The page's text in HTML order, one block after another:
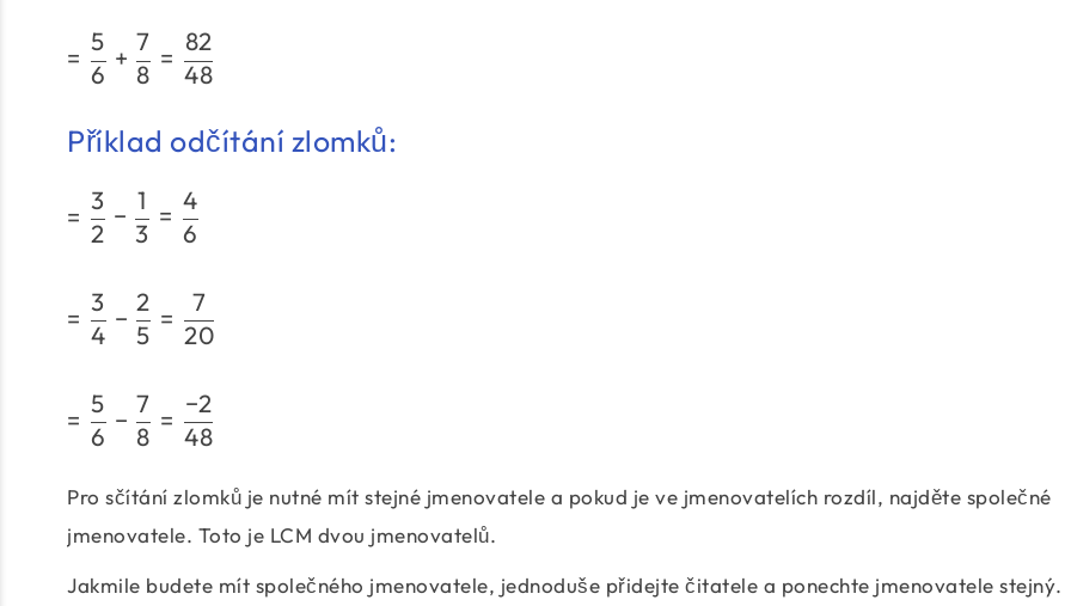
=
6
5
+
8
7
=
48
82
Příklad odčítání zlomků:
=
2
3
−
3
1
=
6
4
=
4
3
−
5
2
=
20
7
=
6
5
−
8
7
=
48
−2
Pro sčítání zlomků je nutné mít stejné jmenovatele a pokud je ve jmenovatelích rozdíl, najděte společné
jmenovatele. Toto je LCM dvou jmenovatelů.
Jakmile budete mít společného jmenovatele, jednoduše přidejte čitatele a ponechte jmenovatele stejný.